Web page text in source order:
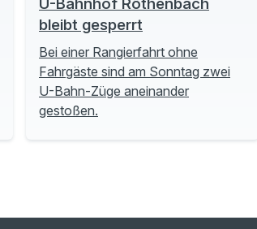
bleibt gesperrt
Bei einer Rangierfahrt ohne
Fahrgäste sind am Sonntag zwei
U-Bahn-Züge aneinander
gestoßen.